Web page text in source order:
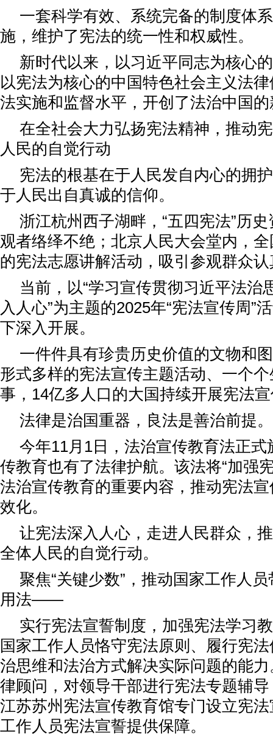
一套科学有效、系统完备的制度体
施，维护了宪法的统一性和权威性。
新时代以来，以习近平同志为核心
以宪法为核心的中国特色社会主义法
法实施和监督水平，开创了法治中国
在全社会大力弘扬宪法精神，推动
人民的自觉行动
宪法的根基在于人民发自内心的拥
于人民出自真诚的信仰。
浙江杭州西子湖畔，“五四宪法”历
观者络绎不绝；北京人民大会堂内，
的宪法志愿讲解活动，吸引参观群众
当前，以“学习宣传贯彻习近平法治
入人心”为主题的2025年“宪法宣传周”
下深入开展。
一件件具有珍贵历史价值的文物和
形式多样的宪法宣传主题活动、一个
事，14亿多人口的大国持续开展宪法
法律是治国重器，良法是善治前提。
今年11月1日，法治宣传教育法正
传教育也有了法律护航。该法将“加强
法治宣传教育的重要内容，推动宪法
效化。
让宪法深入人心，走进人民群众，
全体人民的自觉行动。
聚焦“关键少数”，推动国家工作人
用法——
实行宪法宣誓制度，加强宪法学习
国家工作人员恪守宪法原则、履行宪
治思维和法治方式解决实际问题的能
律顾问，对领导干部进行宪法专题辅
江苏苏州宪法宣传教育馆专门设立宪
工作人员宪法宣誓提供保障。